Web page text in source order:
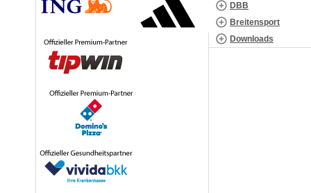
DBB
Breitensport
Downloads